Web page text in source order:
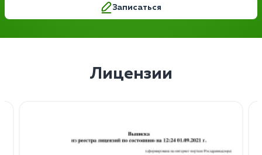
Записаться
Лицензии